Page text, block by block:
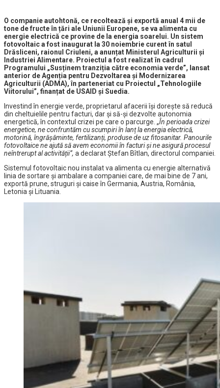
O companie autohtonă, ce recoltează și exportă anual 4 mii de
tone de fructe în țări ale Uniunii Europene, se va alimenta cu
energie electrică ce provine de la energia soarelui. Un sistem
fotovoltaic a fost inaugurat la 30 noiembrie curent în satul
Drăsliceni, raionul Criuleni, a anunțat Ministerul Agriculturii și
Industriei Alimentare. Proiectul a fost realizat în cadrul
Programului „Susținem tranziția către economia verde”, lansat
anterior de Agenția pentru Dezvoltarea și Modernizarea
Agriculturii (ADMA), în parteneriat cu Proiectul „Tehnologiile
Viitorului”, finanțat de USAID și Suedia.
Investind în energie verde, proprietarul afacerii își dorește să reducă
din cheltuielile pentru facturi, dar și să-și dezvolte autonomia
energetică, în contextul crizei pe care o parcurge. „În perioada crizei
energetice, ne confruntăm cu scumpiri în lanț la energia electrică,
motorină, îngrășăminte, fertilizanți, produse de uz fitosanitar. Panourile
fotovoltaice ne ajută să avem economii în facturi și ne asigură procesul
neîntrerupt al activității”, a declarat Ștefan Bîtlan, directorul companiei.
Sistemul fotovoltaic nou instalat va alimenta cu energie alternativă
linia de sortare și ambalare a companiei care, de mai bine de 7 ani,
exportă prune, struguri și caise în Germania, Austria, România,
Letonia și Lituania.